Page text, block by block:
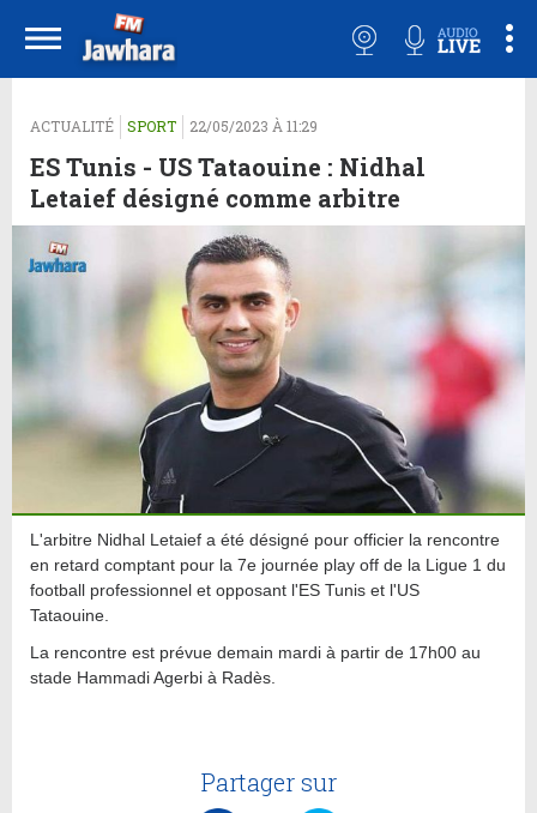
ACTUALITÉ SPORT 22/05/2023 À 11:29
ES Tunis - US Tataouine : Nidhal
Letaief désigné comme arbitre
L'arbitre Nidhal Letaief a été désigné pour officier la rencontre
en retard comptant pour la 7e journée play off de la Ligue 1 du
football professionnel et opposant l'ES Tunis et l'US
Tataouine.
La rencontre est prévue demain mardi à partir de 17h00 au
stade Hammadi Agerbi à Radès.
Partager sur